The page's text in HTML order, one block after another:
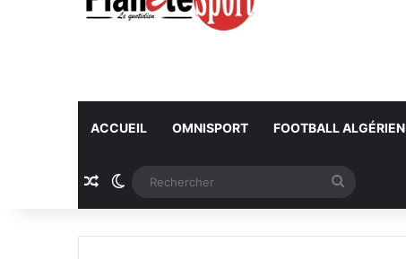
ACCUEIL OMNISPORT FOOTBALL ALGÉRIEN
Article Aléatoire
Switch skin